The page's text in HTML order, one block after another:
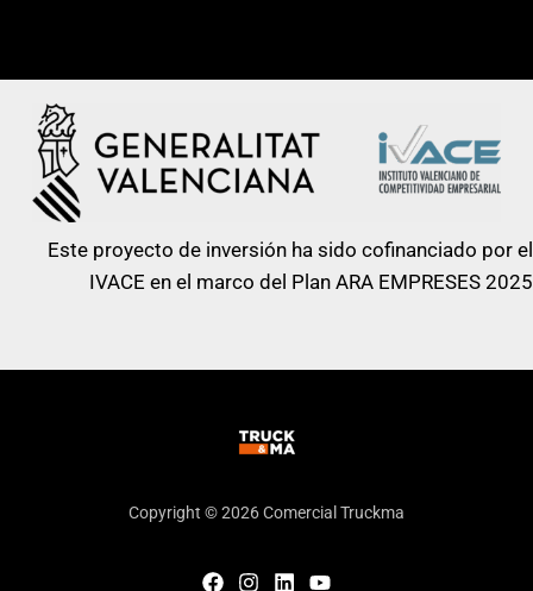
Este proyecto de inversión ha sido cofinanciado por el
IVACE en el marco del Plan ARA EMPRESES 2025
Copyright © 2026 Comercial Truckma